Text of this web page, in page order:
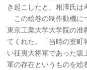
き起こしたと、相澤氏は
この絵巻の制作動機に
東京工業大学大学院の准
てくれた。「当時の室町
い征夷大将軍であった坂
軍の存在というものを絵